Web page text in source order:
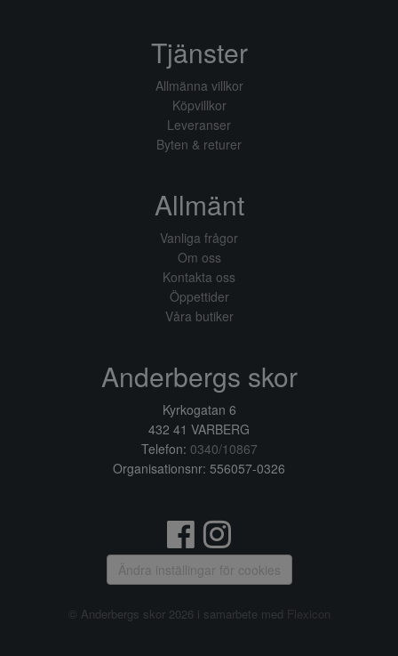
Tjänster
Allmänna villkor
Köpvillkor
Leveranser
Byten & returer
Allmänt
Vanliga frågor
Om oss
Kontakta oss
Öppettider
Våra butiker
Anderbergs skor
Kyrkogatan 6
432 41 VARBERG
Telefon: 0340/10867
Organisationsnr: 556057-0326
Ändra inställingar för cookies
© Anderbergs skor 2026 i samarbete med Flexicon